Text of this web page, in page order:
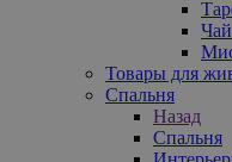
Товары для
Спальня
Назад
Спальня